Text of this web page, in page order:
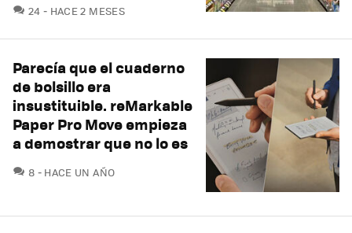
24 COMENTARIOS
HACE 2 MESES
Parecía que el cuaderno
de bolsillo era
insustituible. reMarkable
Paper Pro Move empieza
a demostrar que no lo es
8 COMENTARIOS
HACE UN AÑO